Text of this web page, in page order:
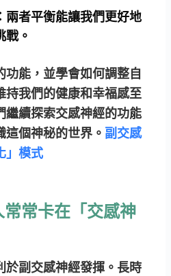
兩者平衡能讓我們更好地
戰。
功能，並學會如何調整自
持我們的健康和幸福感至
繼續探索交感神經的功能
這個神秘的世界。 副交感
」模式
常卡在「交感神
於副交感神經發揮。長時